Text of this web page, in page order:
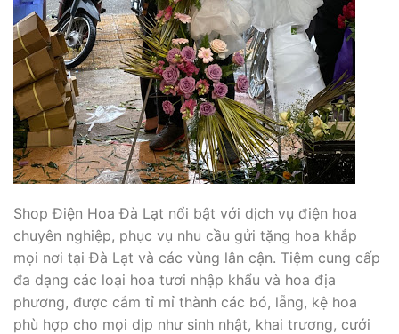
Shop Điện Hoa Đà Lạt nổi bật với dịch vụ điện hoa
chuyên nghiệp, phục vụ nhu cầu gửi tặng hoa khắp
mọi nơi tại Đà Lạt và các vùng lân cận. Tiệm cung cấp
đa dạng các loại hoa tươi nhập khẩu và hoa địa
phương, được cắm tỉ mỉ thành các bó, lẵng, kệ hoa
phù hợp cho mọi dịp như sinh nhật, khai trương, cưới